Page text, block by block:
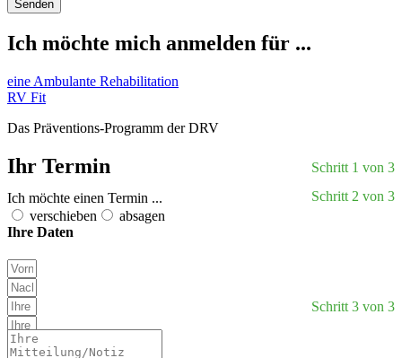
Senden
Ich möchte mich anmelden für ...
eine Ambulante Rehabilitation
RV Fit
Das Präventions-Programm der DRV
Ihr Termin
Schritt 1 von 3
Ich möchte einen Termin ...
verschieben
absagen
Schritt 2 von 3
Ihre Daten
Schritt 3 von 3